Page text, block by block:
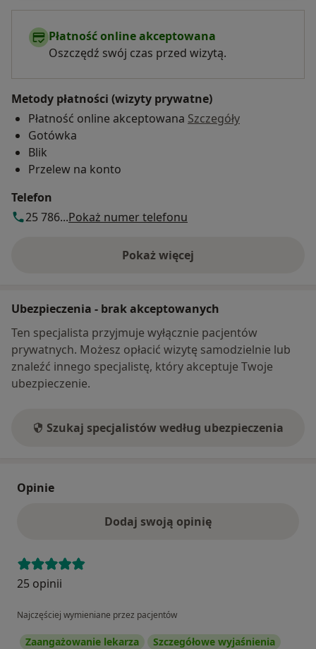
Płatność online akceptowana
Oszczędź swój czas przed wizytą.
Metody płatności (wizyty prywatne)
Płatność online akceptowana Szczegóły
Gotówka
Blik
Przelew na konto
Telefon
25 786...Pokaż numer telefonu
Pokaż więcej
o adresie
Ubezpieczenia - brak akceptowanych
Ten specjalista przyjmuje wyłącznie pacjentów
prywatnych. Możesz opłacić wizytę samodzielnie lub
znaleźć innego specjalistę, który akceptuje Twoje
ubezpieczenie.
Szukaj specjalistów według ubezpieczenia
Opinie
Dodaj swoją opinię
25 opinii
Najczęściej wymieniane przez pacjentów
Zaangażowanie lekarza
Szczegółowe wyjaśnienia